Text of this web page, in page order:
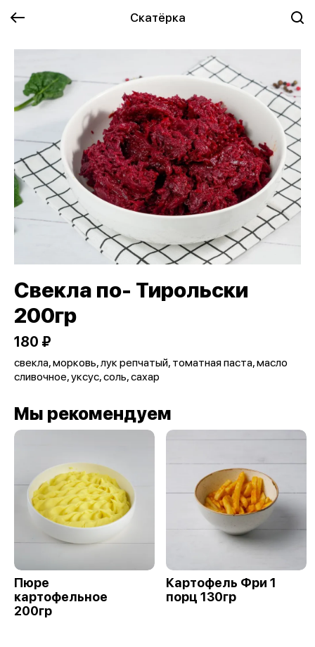
Скатёрка
Свекла по- Тирольски
200гр
180 ₽
свекла, морковь, лук репчатый, томатная паста, масло
сливочное, уксус, соль, сахар
Мы рекомендуем
Пюре
картофельное
200гр
Картофель Фри 1
порц 130гр